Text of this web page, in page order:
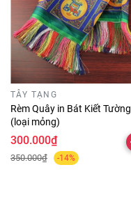
TÂY TẠNG
Rèm Quây in Bát Kiết Tường
(loại mỏng)
300.000₫
350.000₫ -14%